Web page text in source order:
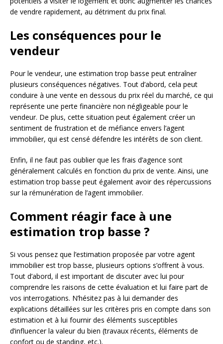
de vendre rapidement, au détriment du prix final.
Les conséquences pour le
vendeur
Pour le vendeur, une estimation trop basse peut entraîner
plusieurs conséquences négatives. Tout d’abord, cela peut
conduire à une vente en dessous du prix réel du marché, ce qui
représente une perte financière non négligeable pour le
vendeur. De plus, cette situation peut également créer un
sentiment de frustration et de méfiance envers l’agent
immobilier, qui est censé défendre les intérêts de son client.
Enfin, il ne faut pas oublier que les frais d’agence sont
généralement calculés en fonction du prix de vente. Ainsi, une
estimation trop basse peut également avoir des répercussions
sur la rémunération de l’agent immobilier.
Comment réagir face à une
estimation trop basse ?
Si vous pensez que l’estimation proposée par votre agent
immobilier est trop basse, plusieurs options s’offrent à vous.
Tout d’abord, il est important de discuter avec lui pour
comprendre les raisons de cette évaluation et lui faire part de
vos interrogations. N’hésitez pas à lui demander des
explications détaillées sur les critères pris en compte dans son
estimation et à lui fournir des éléments susceptibles
d’influencer la valeur du bien (travaux récents, éléments de
confort ou de standing, etc.).